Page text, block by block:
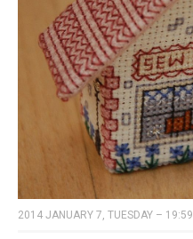
2014 JANUARY 7, TUESDAY – 19:59